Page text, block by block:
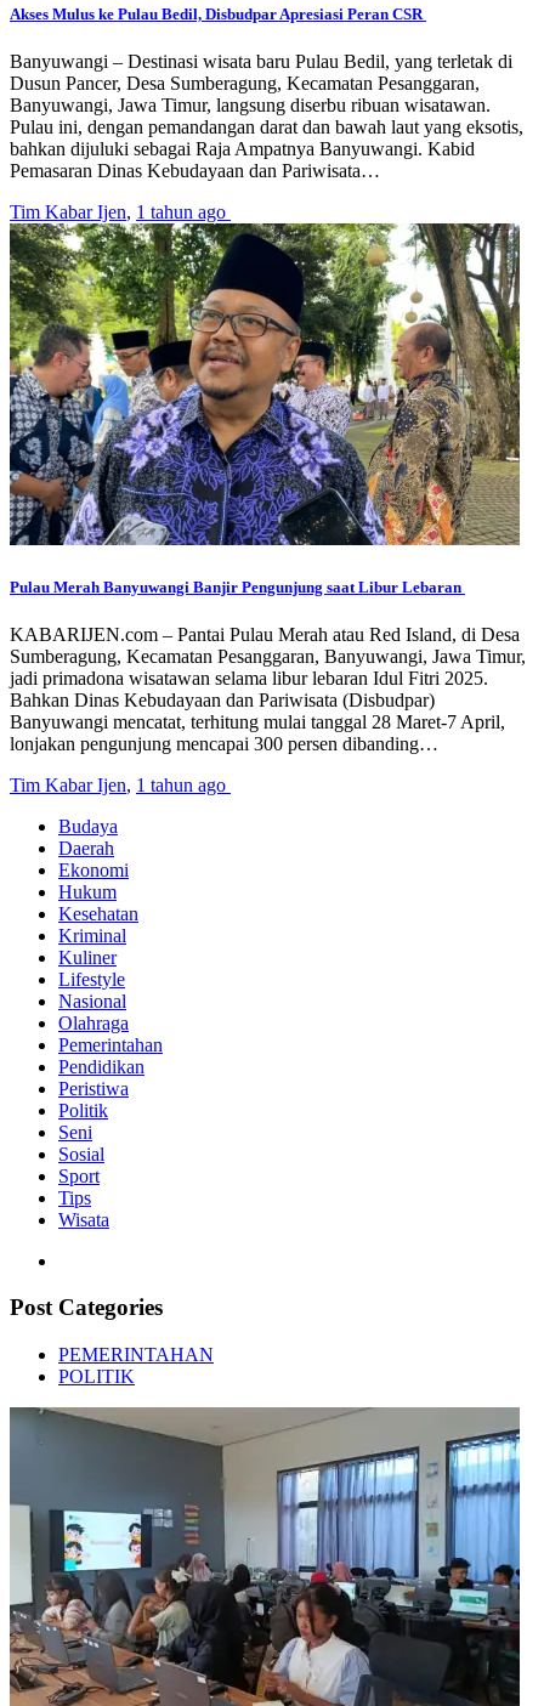
Akses Mulus ke Pulau Bedil, Disbudpar Apresiasi Peran CSR
Banyuwangi – Destinasi wisata baru Pulau Bedil, yang terletak di
Dusun Pancer, Desa Sumberagung, Kecamatan Pesanggaran,
Banyuwangi, Jawa Timur, langsung diserbu ribuan wisatawan.
Pulau ini, dengan pemandangan darat dan bawah laut yang eksotis,
bahkan dijuluki sebagai Raja Ampatnya Banyuwangi. Kabid
Pemasaran Dinas Kebudayaan dan Pariwisata…
Tim Kabar Ijen, 1 tahun ago
Pulau Merah Banyuwangi Banjir Pengunjung saat Libur Lebaran
KABARIJEN.com – Pantai Pulau Merah atau Red Island, di Desa
Sumberagung, Kecamatan Pesanggaran, Banyuwangi, Jawa Timur,
jadi primadona wisatawan selama libur lebaran Idul Fitri 2025.
Bahkan Dinas Kebudayaan dan Pariwisata (Disbudpar)
Banyuwangi mencatat, terhitung mulai tanggal 28 Maret-7 April,
lonjakan pengunjung mencapai 300 persen dibanding…
Tim Kabar Ijen, 1 tahun ago
Budaya
Daerah
Ekonomi
Hukum
Kesehatan
Kriminal
Kuliner
Lifestyle
Nasional
Olahraga
Pemerintahan
Pendidikan
Peristiwa
Politik
Seni
Sosial
Sport
Tips
Wisata
Post Categories
PEMERINTAHAN
POLITIK